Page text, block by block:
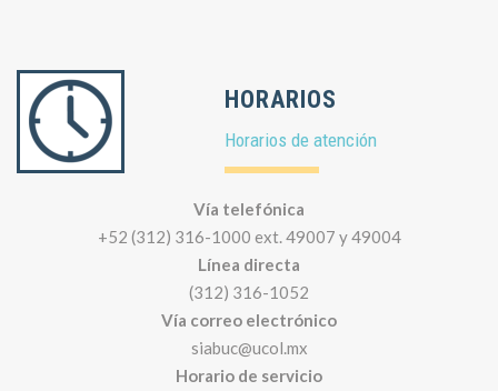
HORARIOS
Horarios de atención
Vía telefónica
+52 (312) 316-1000 ext. 49007 y 49004
Línea directa
(312) 316-1052
Vía correo electrónico
siabuc@ucol.mx
Horario de servicio